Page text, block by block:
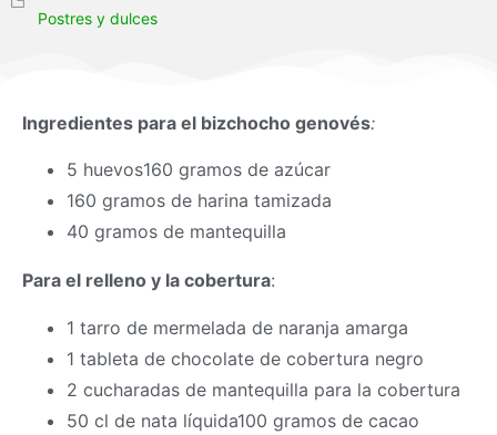
Postres y dulces
Ingredientes para el bizchocho genovés:
5 huevos160 gramos de azúcar
160 gramos de harina tamizada
40 gramos de mantequilla
Para el relleno y la cobertura:
1 tarro de mermelada de naranja amarga
1 tableta de chocolate de cobertura negro
2 cucharadas de mantequilla para la cobertura
50 cl de nata líquida100 gramos de cacao